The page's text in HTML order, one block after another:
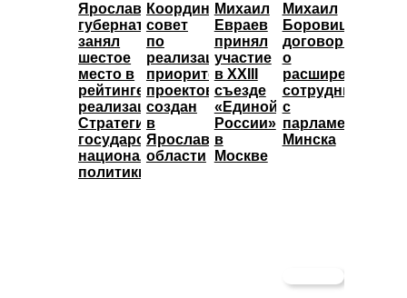
Ярославский
губернатор
занял
шестое
место в
рейтинге
реализации
Стратегии
государственной
национальной
политики
Координационный
совет
по
реализации
приоритетных
проектов
создан
в
Ярославской
области
Михаил
Евраев
принял
участие
в XXIII
съезде
«Единой
России»
в
Москве
Михаил
Боровицкий
договорился
о
расширении
сотрудничества
с
парламентом
Минска